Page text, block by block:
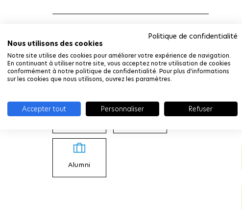
Politique de confidentialité
Nous utilisons des cookies
Notre site utilise des cookies pour améliorer votre expérience de navigation.
En continuant à utiliser notre site, vous acceptez notre utilisation de cookies
conformément à notre politique de confidentialité. Pour plus d'informations
sur les cookies que nous utilisons, ouvrez les paramètres.
Accepter tout Personnaliser Refuser
Étudiant Doctorant
Enseignant
Alumni